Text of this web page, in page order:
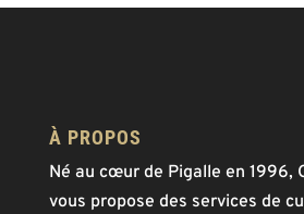
À PROPOS
Né au cœur de Pigalle en 1996,
vous propose des services de